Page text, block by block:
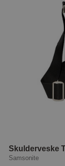
Skulderveske
Samsonite